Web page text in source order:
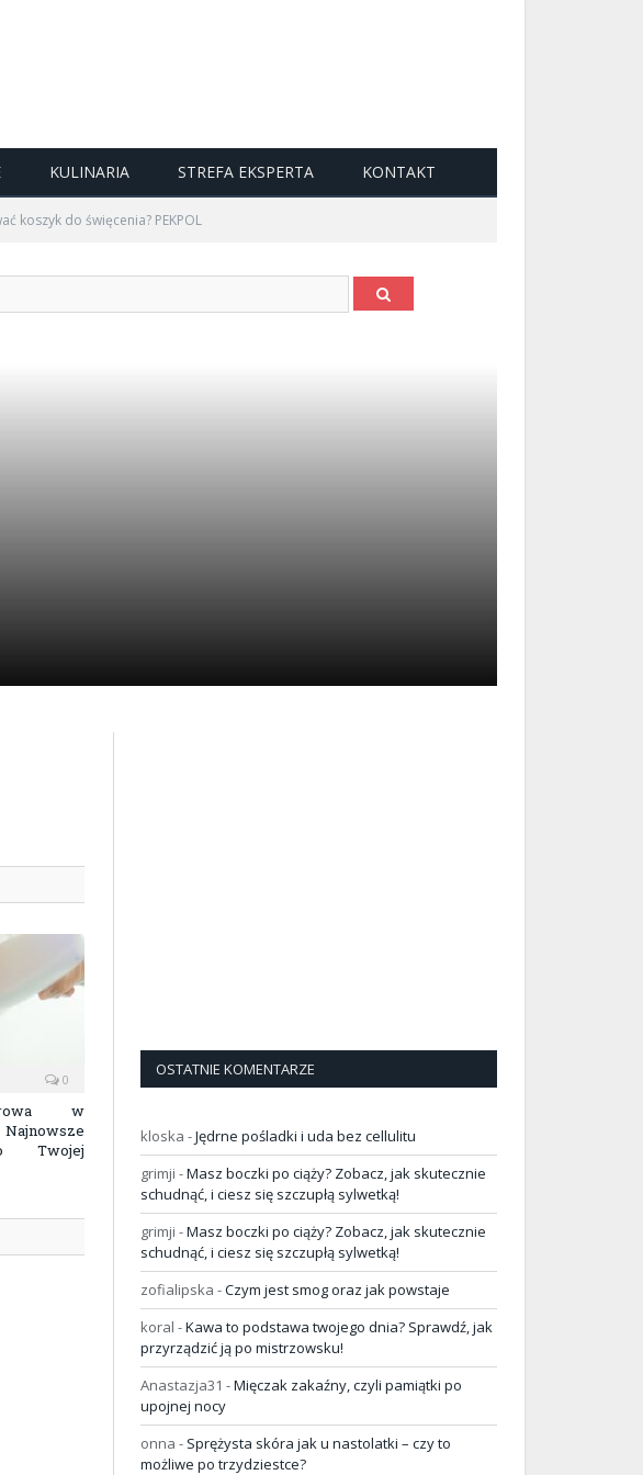
KULINARIA STREFA EKSPERTA KONTAKT
koszyk do święcenia? PEKPOL
0
w
Twojej
OSTATNIE KOMENTARZE
kloska -Jędrne pośladki i uda bez cellulitu
grimji -Masz boczki po ciąży? Zobacz, jak skutecznie
schudnąć, i ciesz się szczupłą sylwetką!
grimji -Masz boczki po ciąży? Zobacz, jak skutecznie
schudnąć, i ciesz się szczupłą sylwetką!
zofialipska -Czym jest smog oraz jak powstaje
koral -Kawa to podstawa twojego dnia? Sprawdź, jak
przyrządzić ją po mistrzowsku!
Anastazja31 -Mięczak zakaźny, czyli pamiątki po
upojnej nocy
onna - Sprężysta skóra jak u nastolatki – czy to
możliwe po trzydziestce?